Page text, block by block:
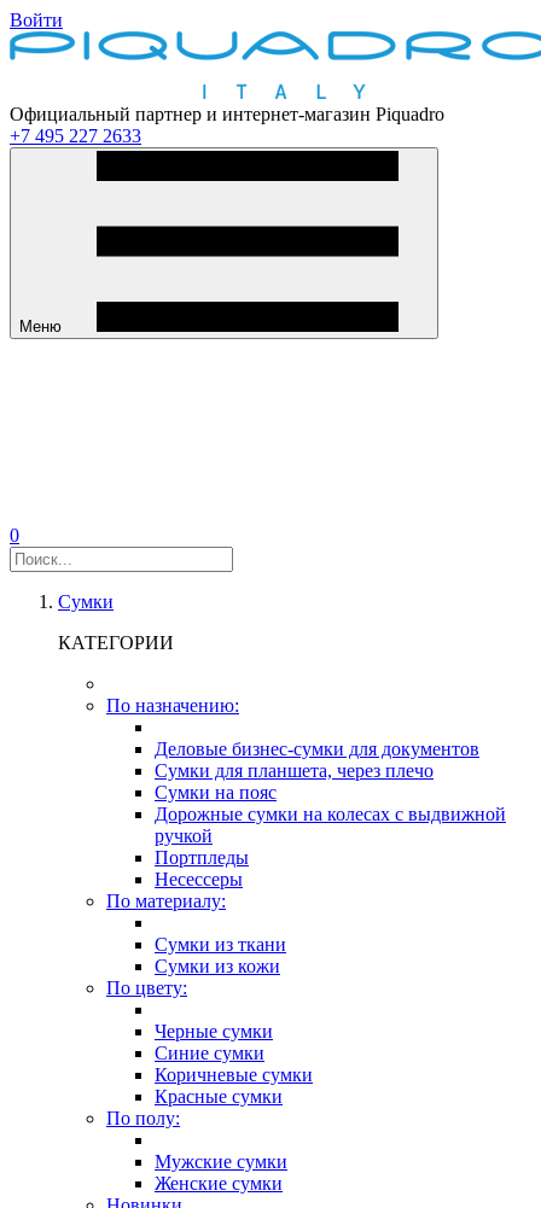
Войти
Официальный партнер и интернет-магазин Piquadro
+7 495 227 2633
Меню
0
Сумки
КАТЕГОРИИ
По назначению:
Деловые бизнес-сумки для документов
Сумки для планшета, через плечо
Сумки на пояс
Дорожные сумки на колесах с выдвижной
ручкой
Портпледы
Несессеры
По материалу:
Сумки из ткани
Сумки из кожи
По цвету:
Черные сумки
Синие сумки
Коричневые сумки
Красные сумки
По полу:
Мужские сумки
Женские сумки